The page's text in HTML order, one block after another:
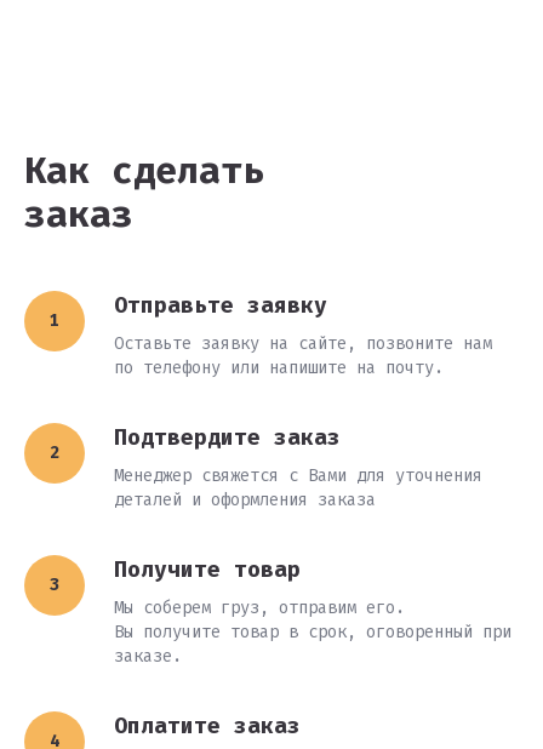
Как сделать
заказ
Отправьте заявку
Оставьте заявку на сайте, позвоните нам
по телефону или напишите на почту.
Подтвердите заказ
Менеджер свяжется с Вами для уточнения
деталей и оформления заказа
Получите товар
Мы соберем груз, отправим его.
Вы получите товар в срок, оговоренный при
заказе.
Оплатите заказ